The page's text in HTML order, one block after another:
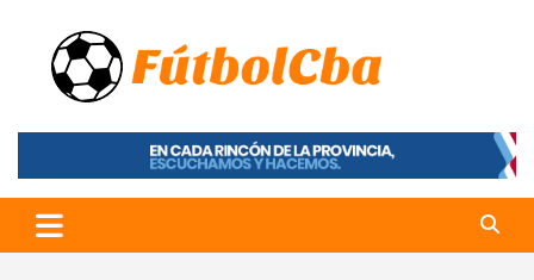
content
Fútbol CBA
Portal de Fútbol en Córdoba